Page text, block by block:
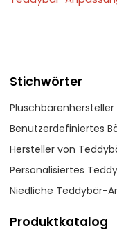
Stichwörter
Plüschbärenhersteller
Benutzerdefiniertes
Hersteller von
Personalisiertes
Niedliche Teddybär-
Produktkatalog